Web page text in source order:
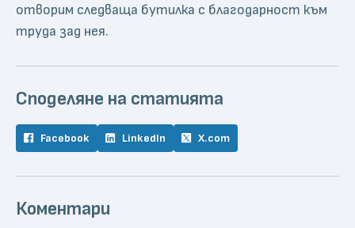
отворим следваща бутилка с благодарност към
труда зад нея.
Споделяне на статията
Facebook LinkedIn X.com
Коментари